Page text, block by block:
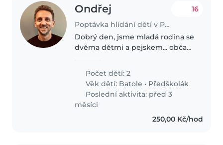
Ondřej
Poptávka hlídání dětí v Praha
16
Dobrý den, jsme mladá rodina se
dvěma dětmi a pejskem... občas
potřebujeme zařídit nějaké věci...
preferujeme hlídání v domácím..
Počet dětí: 2
Věk dětí: Batole • Předškolák
Poslední aktivita: před 3
měsíci
250,00 Kč/hod